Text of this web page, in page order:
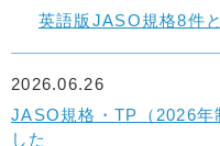
英語版JASO規格8件
JASO規格・TP（2026年
した
2026.06.26